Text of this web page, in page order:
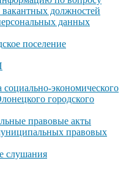
должностей
данных
поселение
экономического
городского
правовые акты
правовых
слушания